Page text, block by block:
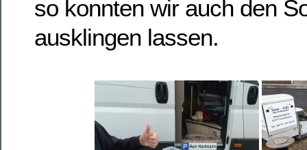
so konnten wir auch den
ausklingen lassen.